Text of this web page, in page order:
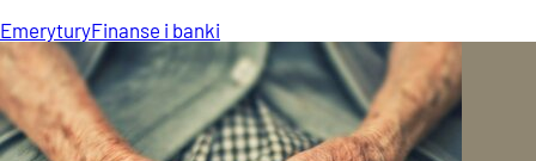
EmeryturyFinanse i banki